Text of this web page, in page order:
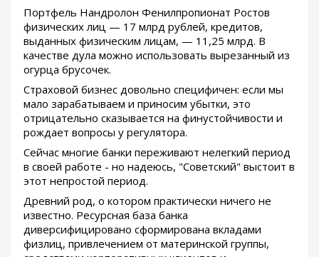
Портфель Нандролон Фенилпропионат Ростов
физических лиц — 17 млрд рублей, кредитов,
выданных физическим лицам, — 11,25 млрд. В
качестве дула можно использовать вырезанный из
огурца брусочек.
Страховой бизнес довольно специфичен: если мы
мало зарабатываем и приносим убытки, это
отрицательно сказывается на финустойчивости и
рождает вопросы у регулятора.
Сейчас многие банки переживают нелегкий период
в своей работе - но надеюсь, "Советский" выстоит в
этот непростой период.
Древний род, о котором практически ничего не
известно. Ресурсная база банка
диверсифицировано сформирована вкладами
физлиц, привлечением от материнской группы,